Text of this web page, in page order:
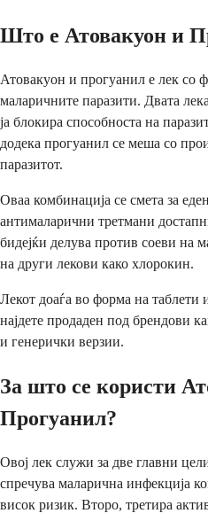
Што е Атовакуон и
Атовакуон и прогуанил е лек со
маларичните паразити. Двата
ја блокира способноста на
додека прогуанил се меша со
паразитот.
Оваа комбинација се смета за
антималарични третмани
бидејќи делува против соеви на
на други лекови како хлорокин.
Лекот доаѓа во форма на таблети
најдете продаден под брендови
и генерички верзии.
За што се користи
Прогуанил?
Овој лек служи за две главни
спречува маларична инфекција
висок ризик. Второ, третира